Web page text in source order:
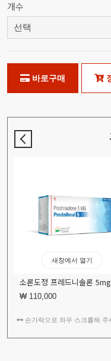
개수
바로구매
새창에서 열기
소론도정 프레드니솔론 5mg
₩ 110,000
손가락으로 좌우 스크롤해 주